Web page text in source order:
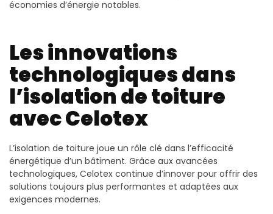
économies d’énergie notables.
Les innovations
technologiques dans
l’isolation de toiture
avec Celotex
L’isolation de toiture joue un rôle clé dans l’efficacité
énergétique d’un bâtiment. Grâce aux avancées
technologiques, Celotex continue d’innover pour offrir des
solutions toujours plus performantes et adaptées aux
exigences modernes.